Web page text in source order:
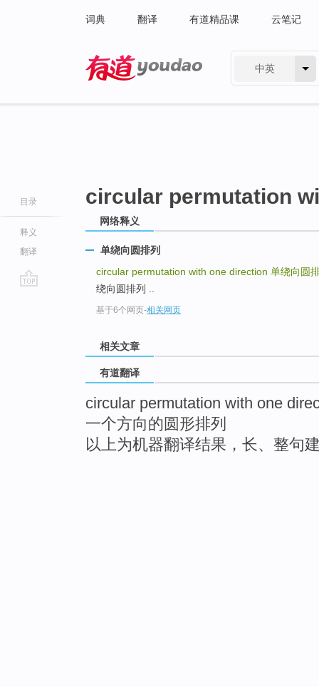
词典 翻译 有道精品课 云笔记
中英
目录
释义
翻译
circular permutation
网络释义
单绕向圆排列
circular permutation with one direction 单绕向圆
绕向圆排列 ..
基于6个网页-相关网页
相关文章
有道翻译
circular permutation with one
一个方向的圆形排列
以上为机器翻译结果，长、整句